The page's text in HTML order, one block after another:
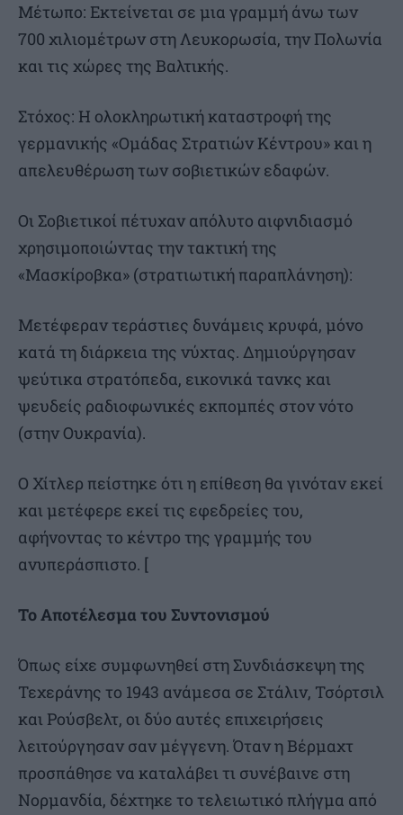
Μέτωπο: Εκτείνεται σε μια γραμμή άνω των
700 χιλιομέτρων στη Λευκορωσία, την Πολωνία
και τις χώρες της Βαλτικής.
Στόχος: Η ολοκληρωτική καταστροφή της
γερμανικής «Ομάδας Στρατιών Κέντρου» και η
απελευθέρωση των σοβιετικών εδαφών.
Οι Σοβιετικοί πέτυχαν απόλυτο αιφνιδιασμό
χρησιμοποιώντας την τακτική της
«Μασκίροβκα» (στρατιωτική παραπλάνηση):
Μετέφεραν τεράστιες δυνάμεις κρυφά, μόνο
κατά τη διάρκεια της νύχτας. Δημιούργησαν
ψεύτικα στρατόπεδα, εικονικά τανκς και
ψευδείς ραδιοφωνικές εκπομπές στον νότο
(στην Ουκρανία).
Ο Χίτλερ πείστηκε ότι η επίθεση θα γινόταν εκεί
και μετέφερε εκεί τις εφεδρείες του,
αφήνοντας το κέντρο της γραμμής του
ανυπεράσπιστο. [
Το Αποτέλεσμα του Συντονισμού
Όπως είχε συμφωνηθεί στη Συνδιάσκεψη της
Τεχεράνης το 1943 ανάμεσα σε Στάλιν, Τσόρτσιλ
και Ρούσβελτ, οι δύο αυτές επιχειρήσεις
λειτούργησαν σαν μέγγενη. Όταν η Βέρμαχτ
προσπάθησε να καταλάβει τι συνέβαινε στη
Νορμανδία, δέχτηκε το τελειωτικό πλήγμα από